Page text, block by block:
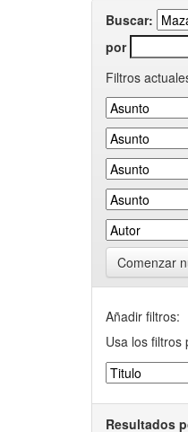
Buscar:
por
Filtros
Comenzar
Añadir filtros:
Usa los filtros
Resultados